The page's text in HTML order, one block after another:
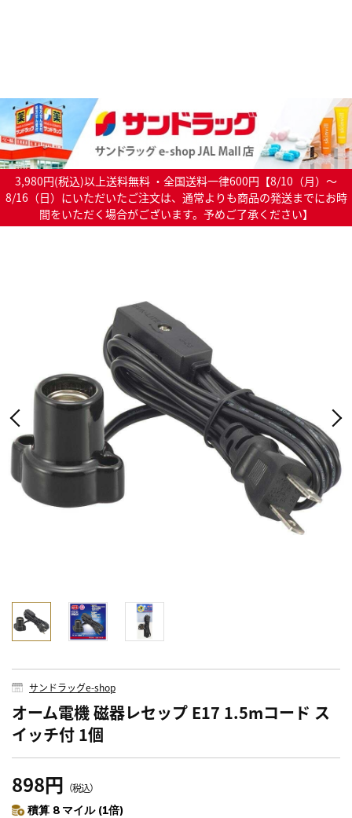
3,980円(税込)以上送料無料 ・全国送料一律600円【8/10（月）～
8/16（日）にいただいたご注文は、通常よりも商品の発送までにお時
間をいただく場合がございます。予めご了承ください】
サンドラッグe-shop
オーム電機 磁器レセップ E17 1.5mコード ス
イッチ付 1個
898円 （税込）
積算 8 マイル (1倍)